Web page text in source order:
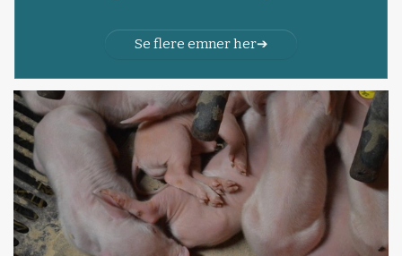
Se flere emner her